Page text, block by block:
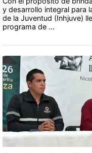
y desarrollo integral para
de la Juventud (Inhjuve)
programa de ...